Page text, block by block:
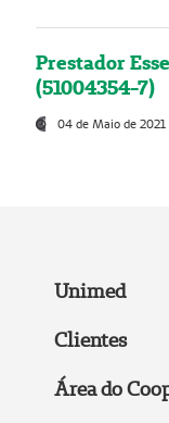
Prestador
(51004354-7)
04 de Maio de 2021
Unimed
Clientes
Área do